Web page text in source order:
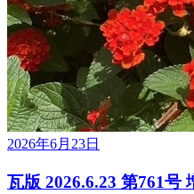
2026年6月23日
瓦版 2026.6.23 第761号